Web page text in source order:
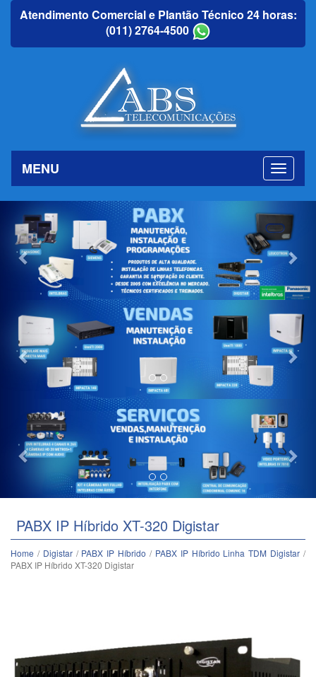
Atendimento Comercial e Plantão Técnico 24 horas:
(011) 2764-4500
MENU
Previous
Previous
Previous
PABX IP Híbrido XT-320 Digistar
Home / Digistar/ PABX IP Híbrido / PABX IP Híbrido Linha TDM Digistar /
PABX IP Híbrido XT-320 Digistar